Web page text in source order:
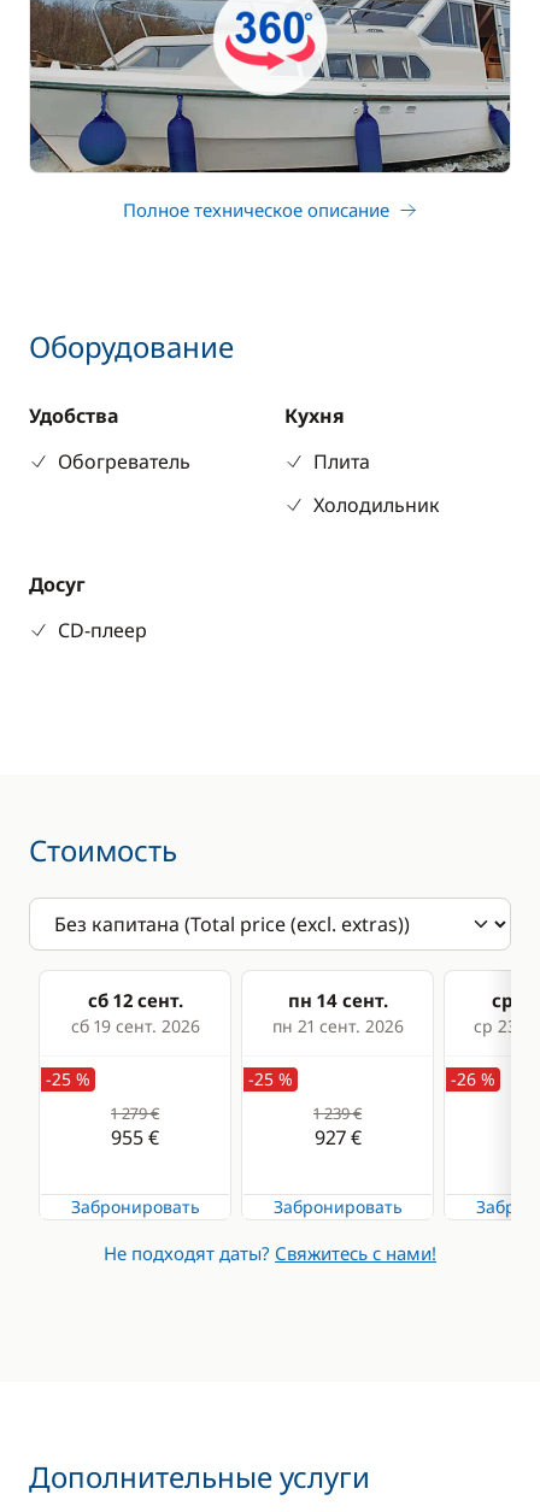
Полное техническое описание
Оборудование
Удобства
Обогреватель
Кухня
Плита
Холодильник
Досуг
CD-плеер
Стоимость
сб 12 сент.
сб 19 сент. 2026
пн 14 сент.
пн 21 сент. 2026
ср
ср 23
-25 %
1 279 €
955 €
Забронировать
-25 %
1 239 €
927 €
Забронировать
-26 %
Не подходят даты? Свяжитесь с нами!
Дополнительные услуги